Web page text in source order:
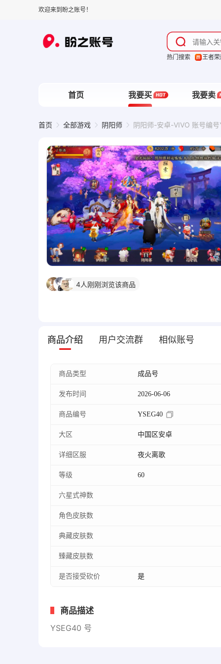
欢迎来到盼之账号！
热门搜索 王者
首页 我要买 我要卖
首页 全部游戏 阴阳师 阴阳师-安卓-VIVO 账号编
4人刚刚浏览该商品
盼***X 收藏了该商品
商品介绍 用户交流群 相似账号
商品类型 成品号
发布时间 2026-06-06
商品编号 YSEG40
大区 中国区安卓
详细区服 夜火离歌
等级 60
六星式神数
角色皮肤数
典藏皮肤数
臻藏皮肤数
是否接受砍价 是
商品描述
YSEG40 号